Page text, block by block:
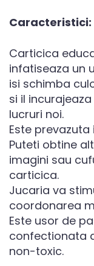
Caracteristici:
Carticica
infatiseaza un
isi schimba
si il
lucruri noi.
Este
Puteti obtine
imagini sau
carticica.
Jucaria va
coordonarea
Este usor de
confectionata
non-toxic.